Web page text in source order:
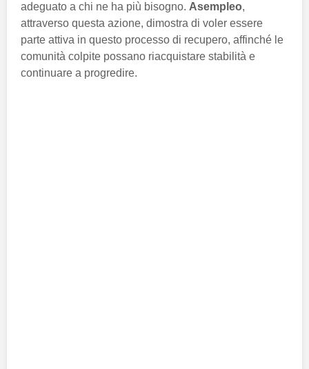
adeguato a chi ne ha più bisogno. Asempleo,
attraverso questa azione, dimostra di voler essere
parte attiva in questo processo di recupero, affinché le
comunità colpite possano riacquistare stabilità e
continuare a progredire.